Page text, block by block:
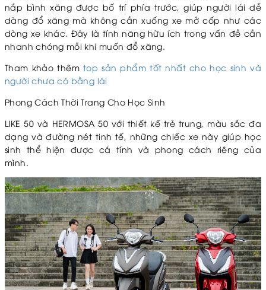
nắp bình xăng được bố trí phía trước, giúp người lái dễ
dàng đổ xăng mà không cần xuống xe mở cốp như các
dòng xe khác. Đây là tính năng hữu ích trong vấn đề cần
nhanh chóng mỗi khi muốn đổ xăng.
Tham khảo thêm top sản phẩm tốt nhất cho học sinh và
người chưa có bằng lái
Phong Cách Thời Trang Cho Học Sinh
LIKE 50 và HERMOSA 50 với thiết kế trẻ trung, màu sắc đa
dạng và đường nét tinh tế, những chiếc xe này giúp học
sinh thể hiện được cá tính và phong cách riêng của
mình.